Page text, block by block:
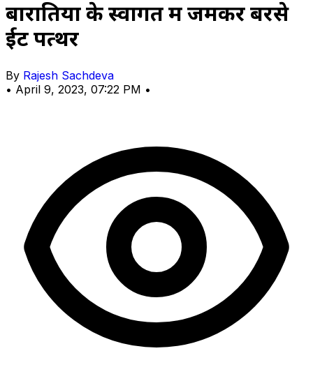
बारातियों के स्वागत में जमकर बरसे
ईट पत्थर
By Rajesh Sachdeva
• April 9, 2023, 07:22 PM •